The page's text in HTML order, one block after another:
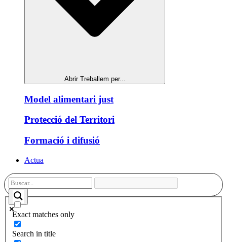
Abrir Treballem per...
Model alimentari just
Protecció del Territori
Formació i difusió
Actua
Exact matches only
Search in title